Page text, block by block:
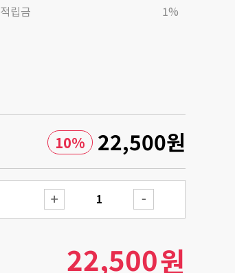
적립금 1%
10% 22,500원
22,500원